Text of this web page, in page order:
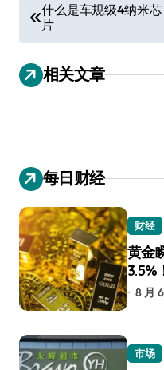
章
导
航
什么是车规级4纳米芯
片
相关文章
每日财经
财经
黄金
3.5%
8 月
市场